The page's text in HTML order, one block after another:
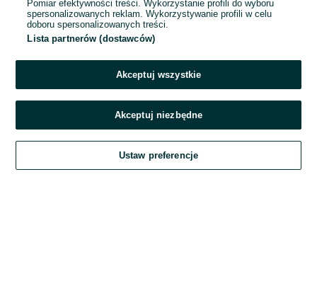
Zaloguj się
Kontynuując za pośrednictwem jednego z dostawców wskazanych powyżej,
OLX.pl w jego aktualnym brzmieniu.
Pomiar efektywności treści. Wykorzystanie profili do wyboru
spersonalizowanych reklam. Wykorzystywanie profili w celu
doboru spersonalizowanych treści.
Lista partnerów (dostawców)
Akceptuj wszystkie
Akceptuj niezbędne
Ustaw preferencje